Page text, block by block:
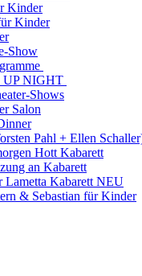
Kinder
Kinder
Show
UP NIGHT
Shows
Salon
Pahl + Ellen
Hott Kabarett
an Kabarett
Lametta Kabarett NEU
& Sebastian für Kinder